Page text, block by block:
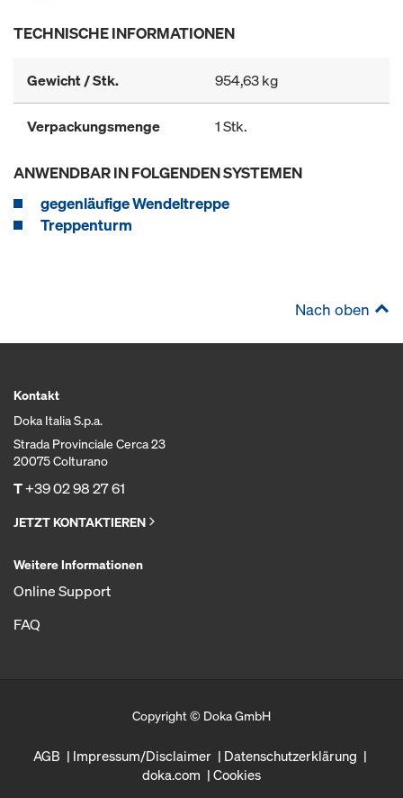
TECHNISCHE INFORMATIONEN
Gewicht / Stk. 954,63 kg
Verpackungsmenge 1 Stk.
ANWENDBAR IN FOLGENDEN SYSTEMEN
gegenläufige Wendeltreppe
Treppenturm
Nach oben
Kontakt
Doka Italia S.p.a.
Strada Provinciale Cerca 23
20075 Colturano
T+39 02 98 27 61
JETZT KONTAKTIEREN
Weitere Informationen
Online Support
FAQ
Copyright © Doka GmbH
AGB Impressum/Disclaimer
Datenschutzerklärung
doka.com
Cookies